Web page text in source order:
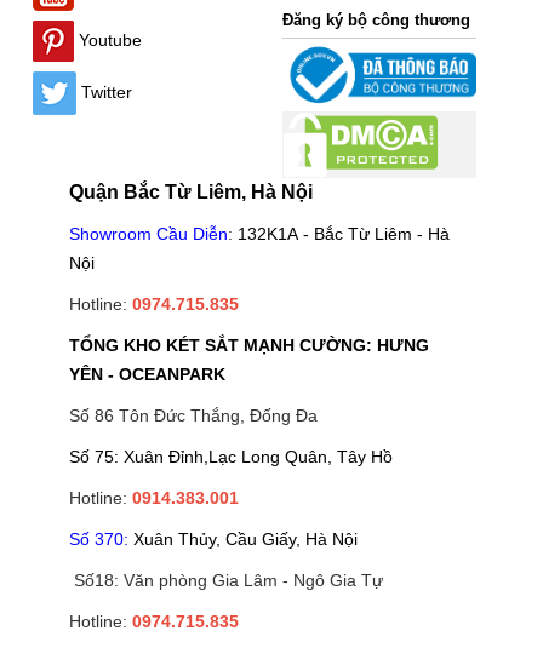
Youtube
Twitter
Đăng ký bộ công thương
Quận Bắc Từ Liêm, Hà Nội
Showroom Cầu Diễn: 132K1A - Bắc Từ Liêm - Hà
Nội
Hotline: 0974.715.835
TỔNG KHO KÉT SẮT MẠNH CƯỜNG: HƯNG
YÊN - OCEANPARK
Số 86 Tôn Đức Thắng, Đống Đa
Số 75: Xuân Đỉnh,Lạc Long Quân, Tây Hồ
Hotline: 0914.383.001
Số 370: Xuân Thủy, Cầu Giấy, Hà Nội
Số18: Văn phòng Gia Lâm - Ngô Gia Tự
Hotline: 0974.715.835